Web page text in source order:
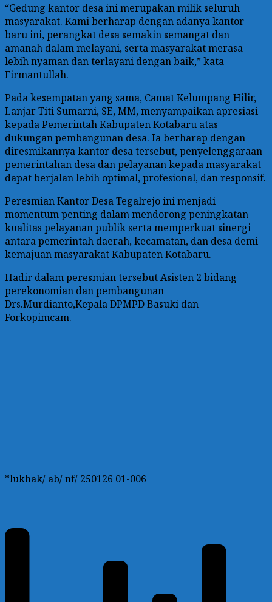
“Gedung kantor desa ini merupakan milik seluruh
masyarakat. Kami berharap dengan adanya kantor
baru ini, perangkat desa semakin semangat dan
amanah dalam melayani, serta masyarakat merasa
lebih nyaman dan terlayani dengan baik,” kata
Firmantullah.
Pada kesempatan yang sama, Camat Kelumpang Hilir,
Lanjar Titi Sumarni, SE, MM, menyampaikan apresiasi
kepada Pemerintah Kabupaten Kotabaru atas
dukungan pembangunan desa. Ia berharap dengan
diresmikannya kantor desa tersebut, penyelenggaraan
pemerintahan desa dan pelayanan kepada masyarakat
dapat berjalan lebih optimal, profesional, dan responsif.
Peresmian Kantor Desa Tegalrejo ini menjadi
momentum penting dalam mendorong peningkatan
kualitas pelayanan publik serta memperkuat sinergi
antara pemerintah daerah, kecamatan, dan desa demi
kemajuan masyarakat Kabupaten Kotabaru.
Hadir dalam peresmian tersebut Asisten 2 bidang
perekonomian dan pembangunan
Drs.Murdianto,Kepala DPMPD Basuki dan
Forkopimcam.
*lukhak/ ab/ nf/ 250126 01-006